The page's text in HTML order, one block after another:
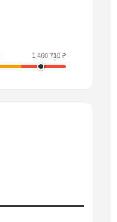
1 460 710 ₽